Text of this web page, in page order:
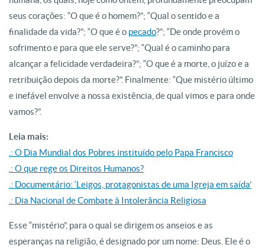
seus corações: “O que é o homem?”; “Qual o sentido e a
finalidade da vida?”; “O que é o pecado?”; “De onde provém o
sofrimento e para que ele serve?”; “Qual é o caminho para
alcançar a felicidade verdadeira?”; “O que é a morte, o juízo e a
retribuição depois da morte?”. Finalmente: “Que mistério último
e inefável envolve a nossa existência, de qual vimos e para onde
vamos?”.
Leia mais:
.: O Dia Mundial dos Pobres instituído pelo Papa Francisco
.: O que rege os Direitos Humanos?
.: Documentário: ‘Leigos, protagonistas de uma Igreja em saída’
.: Dia Nacional de Combate à Intolerância Religiosa
Esse “mistério”, para o qual se dirigem os anseios e as
esperanças na religião, é designado por um nome: Deus. Ele é o